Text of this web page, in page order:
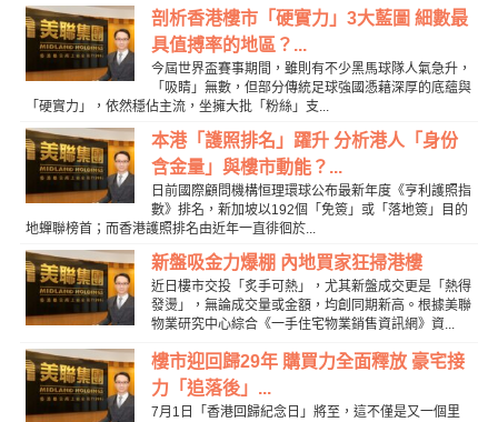
剖析香港樓市「硬實力」3大藍圖 細數最
具值搏率的地區？...
今屆世界盃賽事期間，雖則有不少黑馬球隊人氣急升，
「吸睛」無數，但部分傳統足球強國憑藉深厚的底蘊與
「硬實力」，依然穩佔主流，坐擁大批「粉絲」支...
本港「護照排名」躍升 分析港人「身份
含金量」與樓市動能？...
日前國際顧問機構恒理環球公布最新年度《亨利護照指
數》排名，新加坡以192個「免簽」或「落地簽」目的
地蟬聯榜首；而香港護照排名由近年一直徘徊於...
新盤吸金力爆棚 內地買家狂掃港樓
近日樓市交投「炙手可熱」，尤其新盤成交更是「熱得
發燙」，無論成交量或金額，均創同期新高。根據美聯
物業研究中心綜合《一手住宅物業銷售資訊網》資...
樓市迎回歸29年 購買力全面釋放 豪宅接
力「追落後」...
7月1日「香港回歸紀念日」將至，這不僅是又一個里